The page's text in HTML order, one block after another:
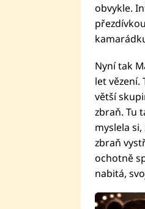
obvykle.
Nyní tak
let
větší
zbraň. Tu
myslela
zbraň
ochotně
nabitá,